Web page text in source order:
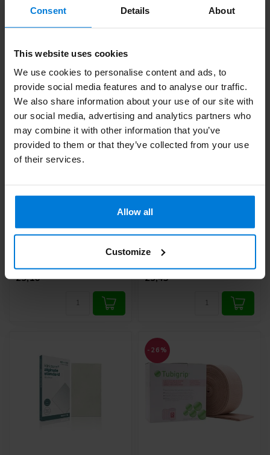
Consent Details About
This website uses cookies
We use cookies to personalise content and ads, to
provide social media features and to analyse our traffic.
We also share information about your use of our site with
our social media, advertising and analytics partners who
may combine it with other information that you’ve
provided to them or that they’ve collected from your use
of their services.
Allow all
Customize
24,95 10,60
29,16
30x2cm
Deliverytime
29,45
-26%